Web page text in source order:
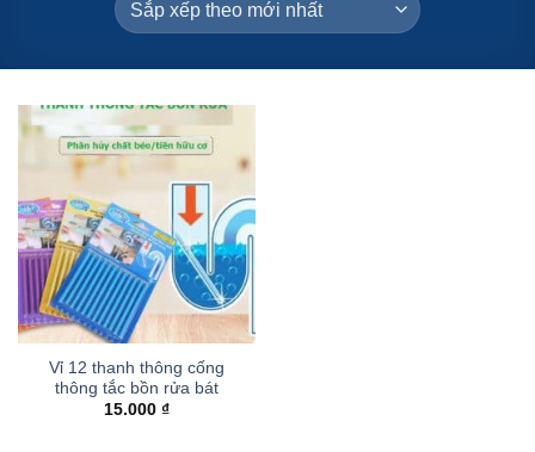
Vỉ 12 thanh thông cống
thông tắc bồn rửa bát
15.000 ₫